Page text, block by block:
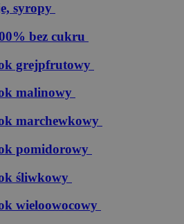
syropy
bez cukru
​g​r​e​j​p​f​r​u​t​o​w​y
malinowy
marchewkowy
pomidorowy
śliwkowy
wieloowocowy